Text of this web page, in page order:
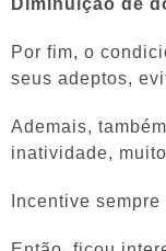
Diminuição de
Por fim, o
seus adeptos,
Ademais,
inatividade,
Incentive